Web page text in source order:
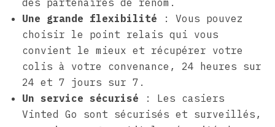
Une grande flexibilité : Vous pouvez
choisir le point relais qui vous
convient le mieux et récupérer votre
colis à votre convenance, 24 heures sur
24 et 7 jours sur 7.
Un service sécurisé : Les casiers
Vinted Go sont sécurisés et surveillés,